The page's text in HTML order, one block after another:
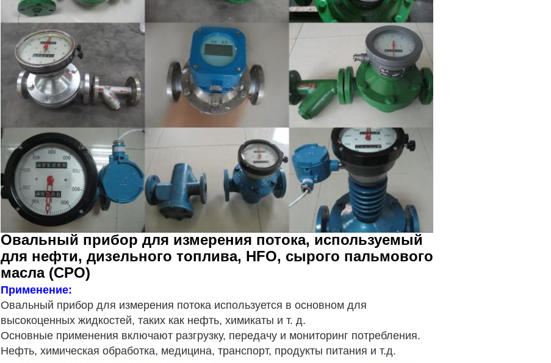
Овальный прибор для измерения потока, используемый
для нефти, дизельного топлива, HFO, сырого пальмового
масла (CPO)
Применение:
Овальный прибор для измерения потока используется в основном для
высокоценных жидкостей, таких как нефть, химикаты и т. д.
Основные применения включают разгрузку, передачу и мониторинг потребления.
Нефть, химическая обработка, медицина, транспорт, продукты питания и т.д.